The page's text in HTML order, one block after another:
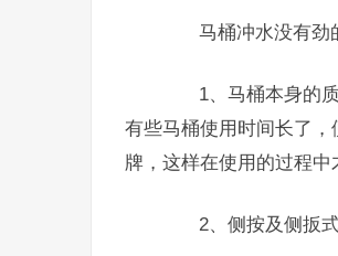
马桶冲水没有劲
1、马桶本身的质
有些马桶使用时间长了
牌，这样在使用的过程中
2、侧按及侧扳式